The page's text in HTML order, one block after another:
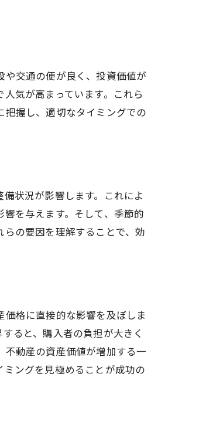
交通の便が良く、投資価値が
気が高まっています。これら
握し、適切なタイミングでの
状況が影響します。これによ
を与えます。そして、季節的
の要因を理解することで、効
格に直接的な影響を及ぼしま
ると、購入者の負担が大きく
動産の資産価値が増加する一
ングを見極めることが成功の